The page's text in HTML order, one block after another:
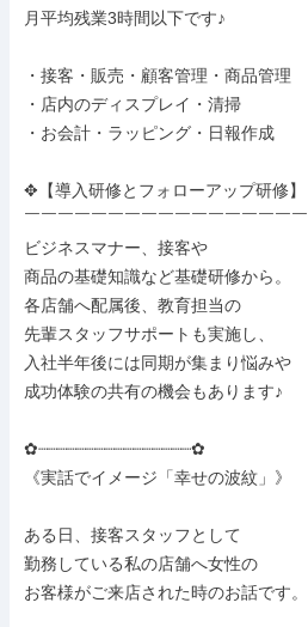
月平均残業3時間以下です♪
・接客・販売・顧客管理・商品管理
・店内のディスプレイ・清掃
・お会計・ラッピング・日報作成
✥【導入研修とフォローアップ研修】
￣￣￣￣￣￣￣￣￣￣￣￣￣￣￣￣￣
ビジネスマナー、接客や
商品の基礎知識など基礎研修から。
各店舗へ配属後、教育担当の
先輩スタッフサポートも実施し、
入社半年後には同期が集まり悩みや
成功体験の共有の機会もあります♪
✿┈┈┈┈┈┈┈┈┈┈┈┈┈┈┈┈✿
《実話でイメージ「幸せの波紋」》
ある日、接客スタッフとして
勤務している私の店舗へ女性の
お客様がご来店された時のお話です。